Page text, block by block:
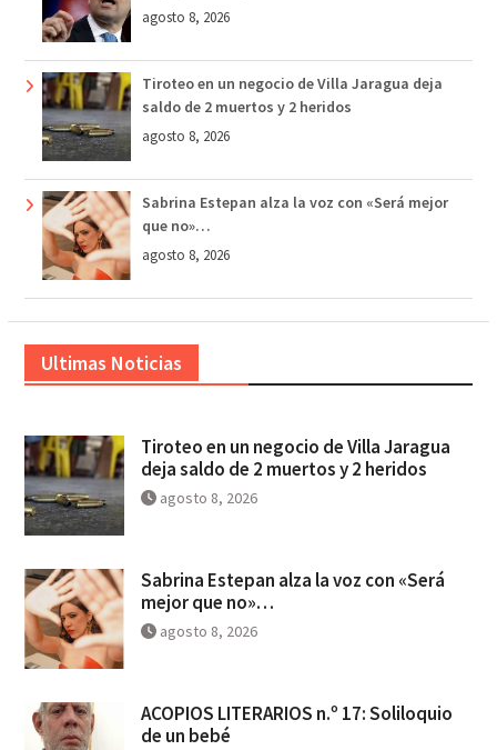
agosto 8, 2026
Tiroteo en un negocio de Villa Jaragua deja
saldo de 2 muertos y 2 heridos
agosto 8, 2026
Sabrina Estepan alza la voz con «Será mejor
que no»…
agosto 8, 2026
Ultimas Noticias
Tiroteo en un negocio de Villa Jaragua
deja saldo de 2 muertos y 2 heridos
agosto 8, 2026
Sabrina Estepan alza la voz con «Será
mejor que no»…
agosto 8, 2026
ACOPIOS LITERARIOS n.º 17: Soliloquio
de un bebé